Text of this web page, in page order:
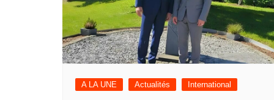
A LA UNE Actualités International